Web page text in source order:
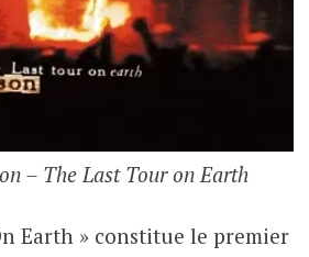
– The Last Tour on Earth
Earth » constitue le premier